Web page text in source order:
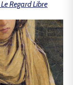
Le Regard Libre